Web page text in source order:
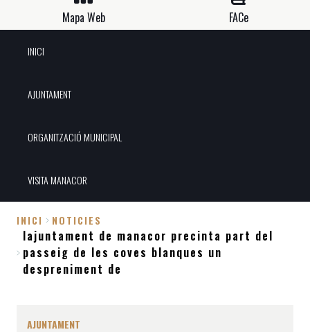
Mapa Web FACe
INICI
AJUNTAMENT
ORGANITZACIÓ MUNICIPAL
VISITA MANACOR
Fil
d'Ariadna
INICI NOTICIES
lajuntament de manacor precinta part del
passeig de les coves blanques un
despreniment de
AJUNTAMENT